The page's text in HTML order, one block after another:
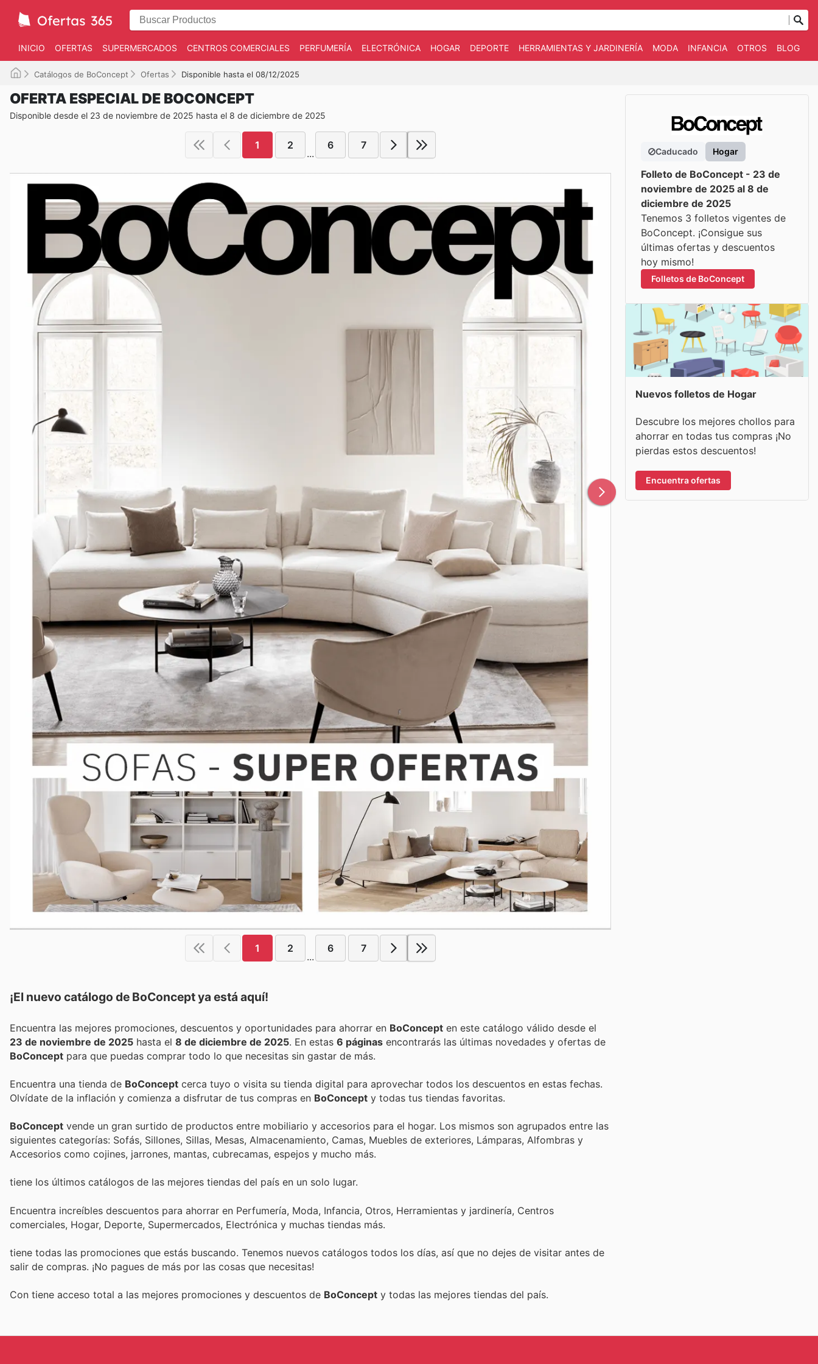
INICIO OFERTAS SUPERMERCADOS CENTROS COMERCIALES PERFUMERÍA ELECTRÓNICA HOGAR DEPORTE HERRAMIENTAS Y JARDINERÍA MODA INFANCIA OTROS BLOG
Catálogos de BoConcept Ofertas Disponible hasta el 08/12/2025
OFERTA ESPECIAL DE BOCONCEPT
Disponible desde el 23 de noviembre de 2025 hasta el 8 de diciembre de 2025
1 2
...
6 7
1 2
...
6 7
¡El nuevo catálogo de BoConceptya está aquí!
Encuentra las mejores promociones, descuentos y oportunidades para ahorrar en BoConcept en este catálogo válido desde el
23 de noviembre de 2025 hasta el 8 de diciembre de 2025 . En estas 6 páginas encontrarás las últimas novedades y ofertas de
BoConcept para que puedas comprar todo lo que necesitas sin gastar de más.
Encuentra una tienda de BoConcept cerca tuyo o visita su tienda digital para aprovechar todos los descuentos en estas fechas.
Olvídate de la inflación y comienza a disfrutar de tus compras en BoConcept y todas tus tiendas favoritas.
BoConcept vende un gran surtido de productos entre mobiliario y accesorios para el hogar. Los mismos son agrupados entre las
siguientes categorías: Sofás, Sillones, Sillas, Mesas, Almacenamiento, Camas, Muebles de exteriores, Lámparas, Alfombras y
Accesorios como cojines, jarrones, mantas, cubrecamas, espejos y mucho más.
tiene los últimos catálogos de las mejores tiendas del país en un solo lugar.
Encuentra increíbles descuentos para ahorrar en Perfumería, Moda, Infancia, Otros, Herramientas y jardinería, Centros
comerciales, Hogar, Deporte, Supermercados, Electrónica y muchas tiendas más.
tiene todas las promociones que estás buscando. Tenemos nuevos catálogos todos los días, así que no dejes de visitar antes de
salir de compras. ¡No pagues de más por las cosas que necesitas!
Con tiene acceso total a las mejores promociones y descuentos de BoConcept y todas las mejores tiendas del país.
Caducado Hogar
Folleto de BoConcept - 23 de
noviembre de 2025 al 8 de
diciembre de 2025
Tenemos 3 folletos vigentes de
BoConcept. ¡Consigue sus
últimas ofertas y descuentos
hoy mismo!
Folletos de BoConcept
Nuevos folletos de Hogar
Descubre los mejores chollos para
ahorrar en todas tus compras ¡No
pierdas estos descuentos!
Encuentra ofertas